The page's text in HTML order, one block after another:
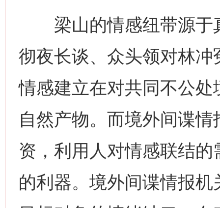
梁山的情感纽带源于
彻夜长谈、众头领对林
情感建立在对共同不公
自然产物。而境外间谍
资，利用人对情感联结的
的利器。境外间谍情报机